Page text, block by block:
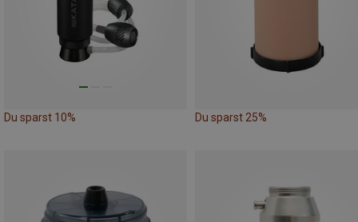
Du sparst 10% Du sparst 25%